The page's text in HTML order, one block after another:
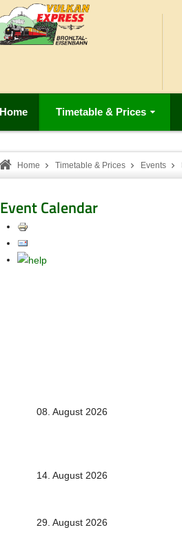
Home Timetable & Prices
Home Timetable & Prices Events
Event Calendar
08. August 2026
14. August 2026
29. August 2026